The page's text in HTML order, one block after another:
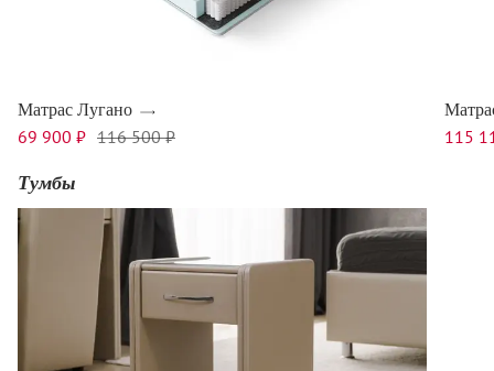
Матрас Лугано
69 900 ₽ 116 500 ₽ 115
Тумбы